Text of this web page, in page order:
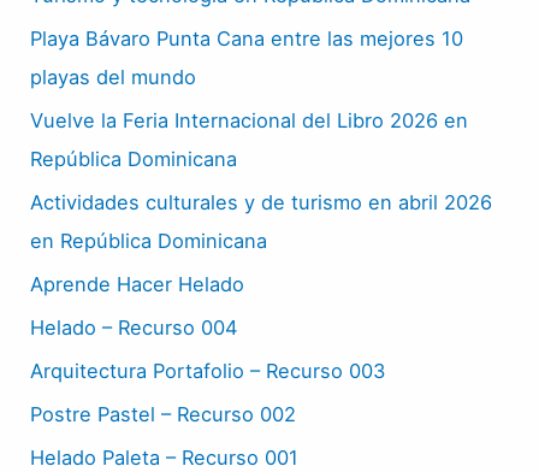
Playa Bávaro Punta Cana entre las mejores 10
playas del mundo
Vuelve la Feria Internacional del Libro 2026 en
República Dominicana
Actividades culturales y de turismo en abril 2026
en República Dominicana
Aprende Hacer Helado
Helado – Recurso 004
Arquitectura Portafolio – Recurso 003
Postre Pastel – Recurso 002
Helado Paleta – Recurso 001